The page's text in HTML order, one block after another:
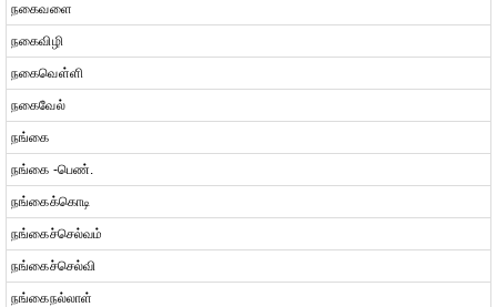
நகைவளை
நகைவிழி
நகைவெள்ளி
நகைவேல்
நங்கை
நங்கை -பெண்.
நங்கைக்கொடி
நங்கைச்செல்வம்
நங்கைச்செல்வி
நங்கைநல்லாள்